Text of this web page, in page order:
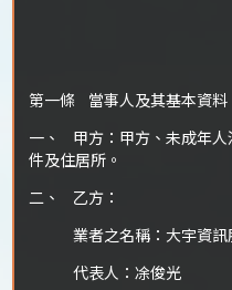
第一條 當事人及其基本資料
一、 甲方：甲方、未成年人
件及住居所。
二、 乙方：
業者之名稱：大宇資
代表人：凃俊光